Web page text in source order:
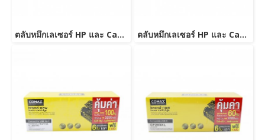
ตลับหมึกเลเซอร์ HP และ Canon รุ่น CE278A Canon 126/128/726/728/326/328 JUMBO ตลับหมึกเลเซอร์ HP และ Canon รุ่น CF279A JUMBO